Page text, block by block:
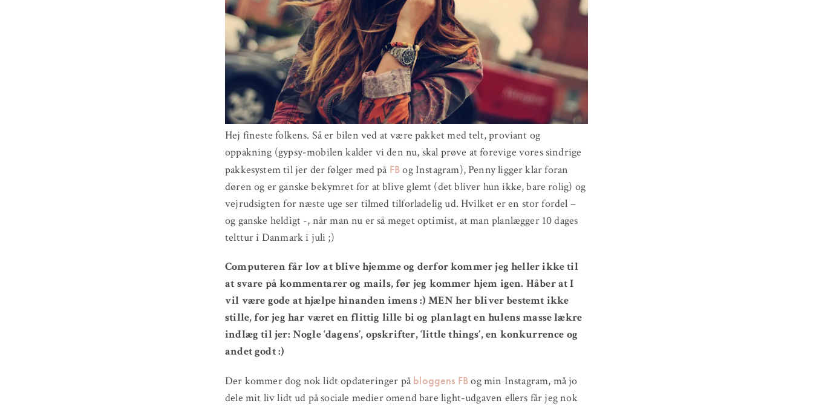
Hej fineste folkens. Så er bilen ved at være pakket med telt, proviant og
oppakning (gypsy-mobilen kalder vi den nu, skal prøve at forevige vores sindrige
pakkesystem til jer der følger med på FBog Instagram), Penny ligger klar foran
døren og er ganske bekymret for at blive glemt (det bliver hun ikke, bare rolig) og
vejrudsigten for næste uge ser tilmed tilforladelig ud. Hvilket er en stor fordel –
og ganske heldigt -, når man nu er så meget optimist, at man planlægger 10 dages
telttur i Danmark i juli ;)
Computeren får lov at blive hjemme og derfor kommer jeg heller ikke til
at svare på kommentarer og mails, før jeg kommer hjem igen. Håber at I
vil være gode at hjælpe hinanden imens :) MEN her bliver bestemt ikke
stille, for jeg har været en flittig lille bi og planlagt en hulens masse lækre
indlæg til jer: Nogle ‘dagens’, opskrifter, ‘little things’, en konkurrence og
andet godt :)
Der kommer dog nok lidt opdateringer påbloggens FBog min Instagram, må jo
dele mit liv lidt ud på sociale medier omend bare light-udgaven ellers får jeg nok